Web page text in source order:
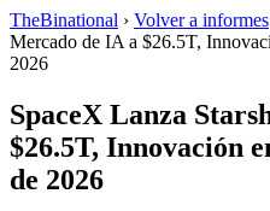
TheBinational › Volver a informes
Mercado de IA a $26.5T,
2026
SpaceX Lanza
$26.5T, Innovación
de 2026